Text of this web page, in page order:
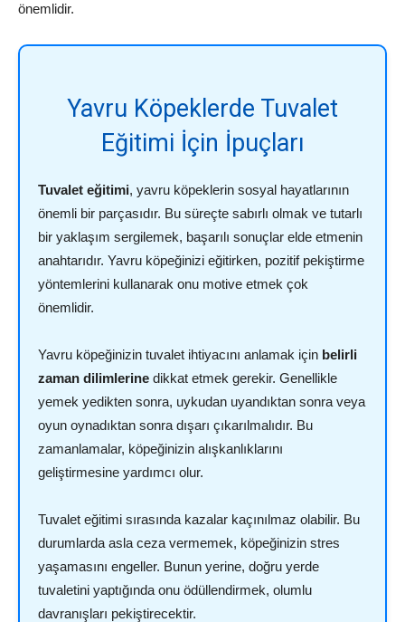
önemlidir.
Yavru Köpeklerde Tuvalet
Eğitimi İçin İpuçları
Tuvalet eğitimi, yavru köpeklerin sosyal hayatlarının
önemli bir parçasıdır. Bu süreçte sabırlı olmak ve tutarlı
bir yaklaşım sergilemek, başarılı sonuçlar elde etmenin
anahtarıdır. Yavru köpeğinizi eğitirken, pozitif pekiştirme
yöntemlerini kullanarak onu motive etmek çok
önemlidir.
Yavru köpeğinizin tuvalet ihtiyacını anlamak için belirli
zaman dilimlerine dikkat etmek gerekir. Genellikle
yemek yedikten sonra, uykudan uyandıktan sonra veya
oyun oynadıktan sonra dışarı çıkarılmalıdır. Bu
zamanlamalar, köpeğinizin alışkanlıklarını
geliştirmesine yardımcı olur.
Tuvalet eğitimi sırasında kazalar kaçınılmaz olabilir. Bu
durumlarda asla ceza vermemek, köpeğinizin stres
yaşamasını engeller. Bunun yerine, doğru yerde
tuvaletini yaptığında onu ödüllendirmek, olumlu
davranışları pekiştirecektir.